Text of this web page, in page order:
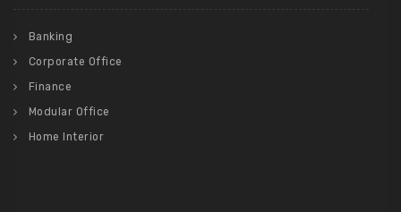
Banking
Corporate Office
Finance
Modular Office
Home Interior